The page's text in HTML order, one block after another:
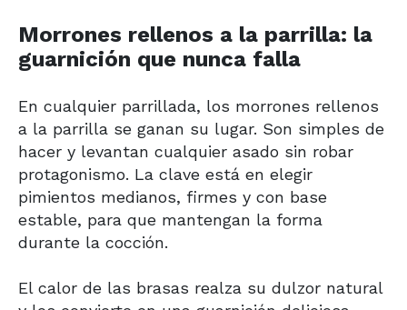
Morrones rellenos a la parrilla: la
guarnición que nunca falla
En cualquier parrillada, los morrones rellenos
a la parrilla se ganan su lugar. Son simples de
hacer y levantan cualquier asado sin robar
protagonismo. La clave está en elegir
pimientos medianos, firmes y con base
estable, para que mantengan la forma
durante la cocción.
El calor de las brasas realza su dulzor natural